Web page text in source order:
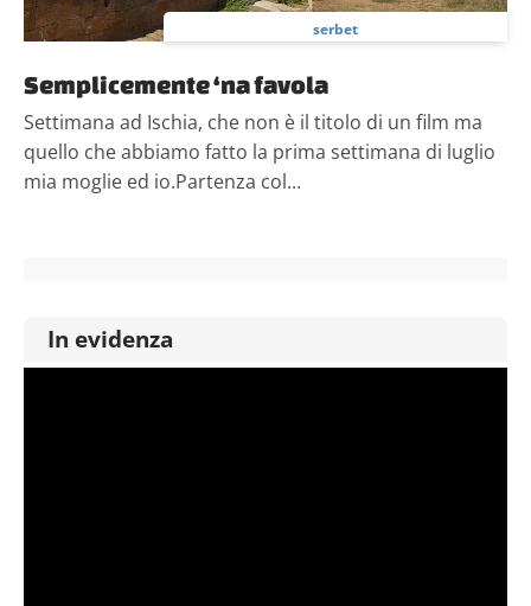
serbet
Semplicemente ‘na favola
Settimana ad Ischia, che non è il titolo di un film ma
quello che abbiamo fatto la prima settimana di luglio
mia moglie ed io.Partenza col...
In evidenza